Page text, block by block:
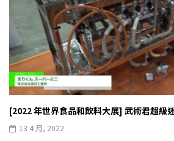
[2022 年世界食品和飲料大展] 武術君超級
13 4 月, 2022